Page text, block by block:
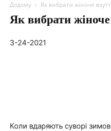
Додому Як вибрати жіноче
Як вибрати жіноче
3-24-2021
Коли вдаряють суворі